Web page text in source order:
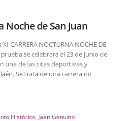
de San Juan
CARRERA NOCTURNA NOCHE DE
se celebrará el 23 de junio de
una de las citas deportivas y
Se trata de una carrera no
Histórico Jaén Genuino